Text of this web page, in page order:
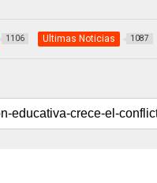
1106 Ultimas Noticias 1087